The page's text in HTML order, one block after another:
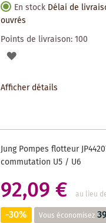
En stock Délai de
ouvrés
Points de livraison:100
AJOUTER
SOUHAITS
Afficher détails
Jung Pompes flotteur
commutation U5 / U6
92,09 € au lieu
-30% Vous économisez